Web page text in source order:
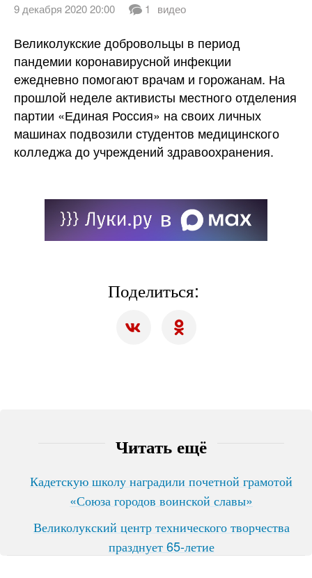
9 декабря 2020 20:00 1 видео
Великолукские добровольцы в период
пандемии коронавирусной инфекции
ежедневно помогают врачам и горожанам. На
прошлой неделе активисты местного отделения
партии «Единая Россия» на своих личных
машинах подвозили студентов медицинского
колледжа до учреждений здравоохранения.
Поделиться:
Читать ещё
Кадетскую школу наградили почетной грамотой
«Союза городов воинской славы»
Великолукский центр технического творчества
празднует 65-летие